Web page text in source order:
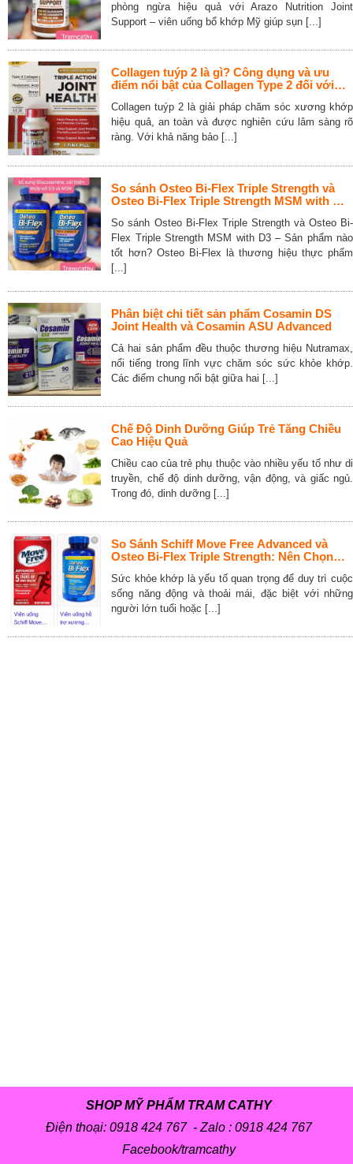
phòng ngừa hiệu quả với Arazo Nutrition Joint
Support – viên uống bổ khớp Mỹ giúp sụn [...]
Collagen tuýp 2 là gì? Công dụng và ưu
điểm nổi bật của Collagen Type 2 đối với
Collagen tuýp 2 là giải pháp chăm sóc xương khớp
hiệu quả, an toàn và được nghiên cứu lâm sàng rõ
ràng. Với khả năng bảo [...]
So sánh Osteo Bi-Flex Triple Strength và
Osteo Bi-Flex Triple Strength MSM with D3
So sánh Osteo Bi-Flex Triple Strength và Osteo Bi-
Flex Triple Strength MSM with D3 – Sản phẩm nào
tốt hơn? Osteo Bi-Flex là thương hiệu thực phẩm
[...]
Phân biệt chi tiết sản phẩm Cosamin DS
Joint Health và Cosamin ASU Advanced
Cả hai sản phẩm đều thuộc thương hiệu Nutramax,
nổi tiếng trong lĩnh vực chăm sóc sức khỏe khớp.
Các điểm chung nổi bật giữa hai [...]
Chế Độ Dinh Dưỡng Giúp Trẻ Tăng Chiều
Cao Hiệu Quả
Chiều cao của trẻ phụ thuộc vào nhiều yếu tố như di
truyền, chế độ dinh dưỡng, vận động, và giấc ngủ.
Trong đó, dinh dưỡng [...]
So Sánh Schiff Move Free Advanced và
Osteo Bi-Flex Triple Strength: Nên Chọn
Sức khỏe khớp là yếu tố quan trọng để duy trì cuộc
sống năng động và thoải mái, đặc biệt với những
người lớn tuổi hoặc [...]
SHOP MỸ PHẨM TRAM CATHY
Điện thoại: 0918 424 767 - Zalo : 0918 424 767
Facebook/tramcathy